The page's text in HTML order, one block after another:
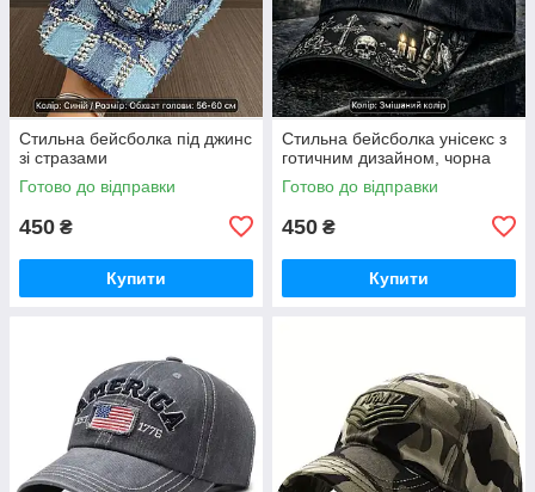
Стильна бейсболка під джинс
зі стразами
Готово до відправки
450 ₴
Купити
Стильна бейсболка унісекс з
готичним дизайном, чорна
Готово до відправки
450 ₴
Купити